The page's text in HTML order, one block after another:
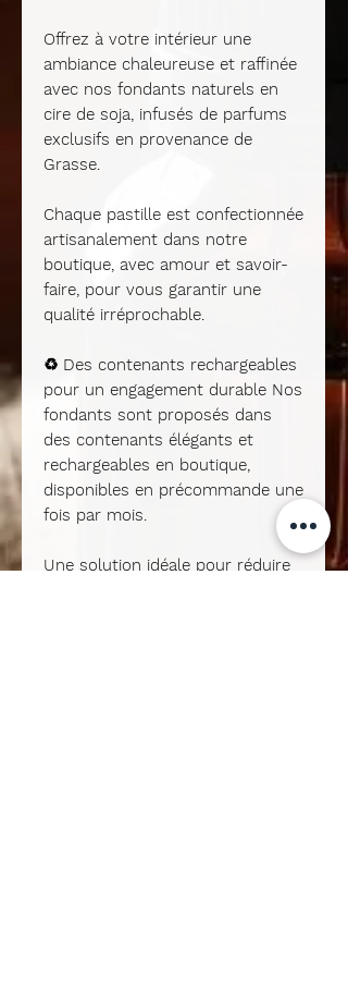
Offrez à votre intérieur une
ambiance chaleureuse et raffinée
avec nos fondants naturels en
cire de soja, infusés de parfums
exclusifs en provenance de
Grasse.
Chaque pastille est confectionnée
artisanalement dans notre
boutique, avec amour et savoir-
faire, pour vous garantir une
qualité irréprochable.
♻️ Des contenants rechargeables
pour un engagement durable Nos
fondants sont proposés dans
des contenants élégants et
rechargeables en boutique
disponibles en précommande une
fois par mois
Une solution idéale pour réduire